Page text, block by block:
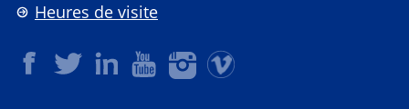
Heures de visite